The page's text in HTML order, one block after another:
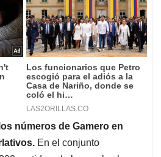
los números de Gamero en
En el conjunto